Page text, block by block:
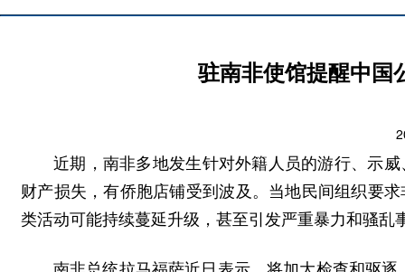
驻南非使馆提醒中国
近期，南非多地发生针对外籍人员的游行、示
财产损失，有侨胞店铺受到波及。当地民间组织要
类活动可能持续蔓延升级，甚至引发严重暴力和骚乱
南非总统拉马福萨近日表示，将加大检查和驱